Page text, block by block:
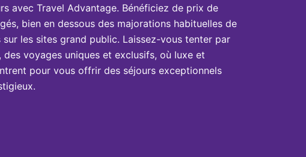
avec Travel Advantage. Bénéficiez de prix de
bien en dessous des majorations habituelles de
sur les sites grand public. Laissez-vous tenter par
des voyages uniques et exclusifs, où luxe et
pour vous offrir des séjours exceptionnels